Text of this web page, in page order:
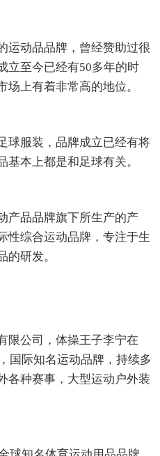
运动品品牌，曾经赞助过很
立至今已经有50多年的时
上有着非常高的地位。
球服装，品牌成立已经有将
本上都是和足球有关。
产品品牌旗下所生产的产
性综合运动品牌，专注于生
的研发。
限公司，体操王子李宁在
国际知名运动品牌，持续多
各种赛事，大型运动户外装